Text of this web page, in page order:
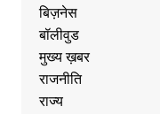
बिज़नेस
बॉलीवुड
मुख्य ख़बर
राजनीति
राज्य